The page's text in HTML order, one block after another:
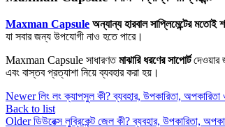
Maxman Capsule অন্যান্য হারবাল সাপ্লিমেন্টের
যা সবার জন্য উপযোগী নাও হতে পারে।
Maxman Capsule সাধারণতমাঝারি ধরণের সাপোর্টদেওয়ার
এবং বাস্তব প্রত্যাশা নিয়ে ব্যবহার করা হয়।
Newer লিং লং ক্যাপসুল কী? ব্যবহার, উপকারিতা,
Back to list
Older ডিউরেক্স লুব্রিকেন্ট জেল কী? ব্যবহার, উপকারিতা,